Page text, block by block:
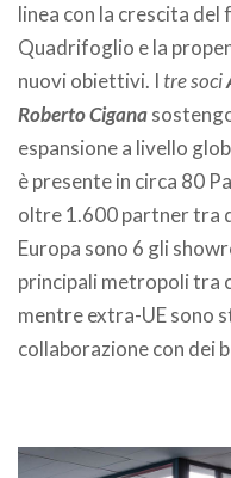
linea con la crescita
Quadrifoglio e la
nuovi obiettivi. I tre soci
Roberto Cigana
espansione a livello
è presente in circa 80
oltre 1.600 partner tra
Europa sono 6 gli
principali metropoli tra
mentre extra-UE sono
collaborazione con dei